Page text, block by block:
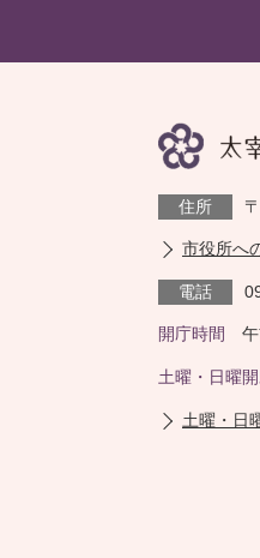
住所
市役所へ
電話
開庁時間
土曜・日曜
土曜・日